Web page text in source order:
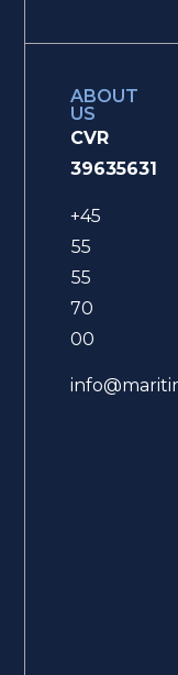
ABOUT
US
CVR
39635631
+45
55
55
70
00